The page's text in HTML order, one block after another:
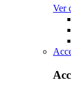
Ver